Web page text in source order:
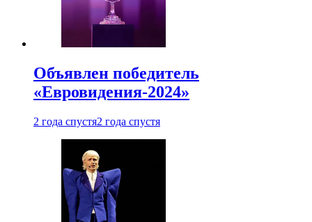
Объявлен победитель
«Евровидения-2024»
2 года спустя2 года спустя